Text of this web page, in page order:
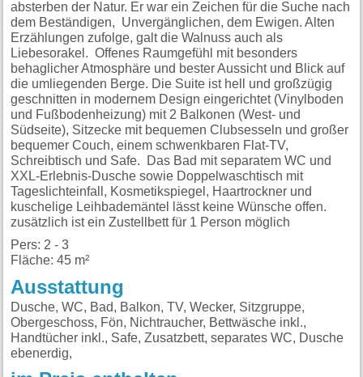
absterben der Natur. Er war ein Zeichen für die Suche nach
dem Beständigen, Unvergänglichen, dem Ewigen. Alten
Erzählungen zufolge, galt die Walnuss auch als
Liebesorakel. Offenes Raumgefühl mit besonders
behaglicher Atmosphäre und bester Aussicht und Blick auf
die umliegenden Berge. Die Suite ist hell und großzügig
geschnitten in modernem Design eingerichtet (Vinylboden
und Fußbodenheizung) mit 2 Balkonen (West- und
Südseite), Sitzecke mit bequemen Clubsesseln und großer
bequemer Couch, einem schwenkbaren Flat-TV,
Schreibtisch und Safe. Das Bad mit separatem WC und
XXL-Erlebnis-Dusche sowie Doppelwaschtisch mit
Tageslichteinfall, Kosmetikspiegel, Haartrockner und
kuschelige Leihbademäntel lässt keine Wünsche offen.
zusätzlich ist ein Zustellbett für 1 Person möglich
Pers: 2 - 3
Fläche: 45 m²
Ausstattung
Dusche, WC, Bad, Balkon, TV, Wecker, Sitzgruppe,
Obergeschoss, Fön, Nichtraucher, Bettwäsche inkl.,
Handtücher inkl., Safe, Zusatzbett, separates WC, Dusche
ebenerdig,